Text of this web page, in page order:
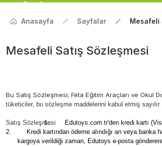
Anasayfa Sayfalar Mesafeli
Mesafeli Satış Sözleşmesi
Bu Satış Sözleşmesi; Feta Eğitim Araçları ve Okul
tüketiciler, bu sözleşme maddelerini kabul etmiş sayılır.
Satış Sözleşmesi
1.Edutoys.com.tr'den kredi kartı
2.
Kredi kartından ödeme alındığı an veya
kargoya verildiği zaman, Edutoys e-posta